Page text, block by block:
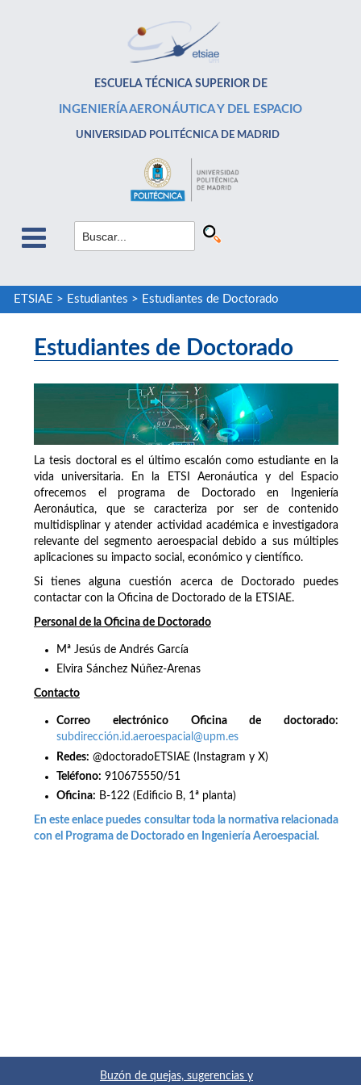
ESCUELA TÉCNICA SUPERIOR DE
INGENIERÍA AERONÁUTICA Y DEL ESPACIO
UNIVERSIDAD POLITÉCNICA DE MADRID
ETSIAE > Estudiantes > Estudiantes de Doctorado
Estudiantes de Doctorado
La tesis doctoral es el último escalón como estudiante en la
vida universitaria. En la ETSI Aeronáutica y del Espacio
ofrecemos el programa de Doctorado en Ingeniería
Aeronáutica, que se caracteriza por ser de contenido
multidisplinar y atender actividad académica e investigadora
relevante del segmento aeroespacial debido a sus múltiples
aplicaciones su impacto social, económico y científico.
Si tienes alguna cuestión acerca de Doctorado puedes
contactar con la Oficina de Doctorado de la ETSIAE.
Personal de la Oficina de Doctorado
Mª Jesús de Andrés García
Elvira Sánchez Núñez-Arenas
Contacto
Correo electrónico Oficina de doctorado:
subdirección.id.aeroespacial@upm.es
Redes: @doctoradoETSIAE (Instagram y X)
Teléfono: 910675550/51
Oficina: B-122 (Edificio B, 1ª planta)
En este enlace puedes consultar toda la normativa relacionada
con el Programa de Doctorado en Ingeniería Aeroespacial.
Buzón de quejas, sugerencias y